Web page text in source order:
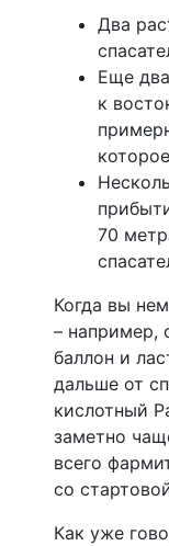
Два
Еще
к
70
Когда вы
– например,
баллон и
дальше от
кислотный
заметно
всего
со
Как уже